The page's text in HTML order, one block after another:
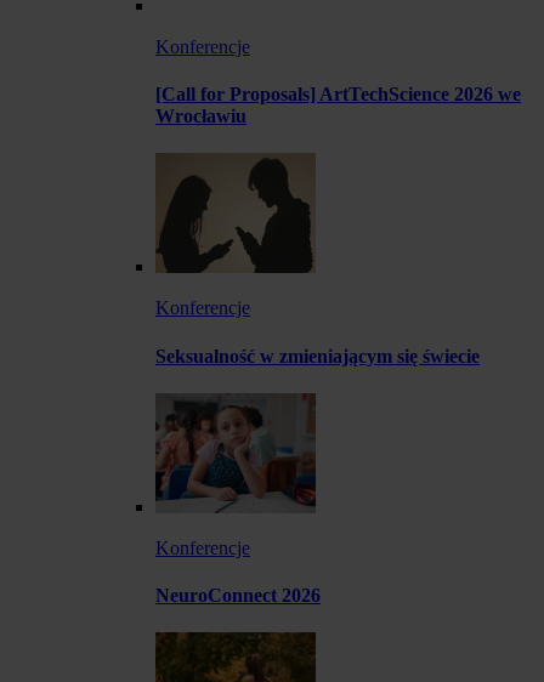
Konferencje
[Call for Proposals] ArtTechScience 2026 we
Wrocławiu
Konferencje
Seksualność w zmieniającym się świecie
Konferencje
NeuroConnect 2026